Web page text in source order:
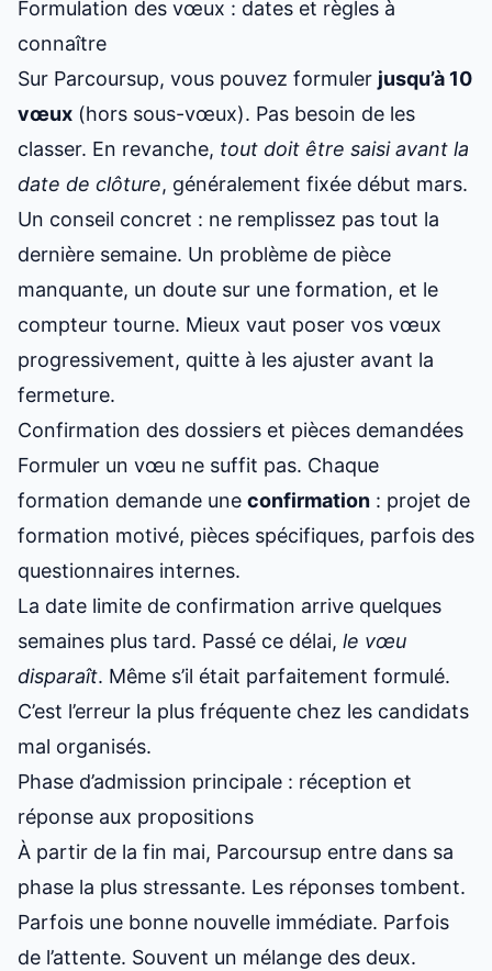
Formulation des vœux : dates et règles à
connaître
Sur Parcoursup, vous pouvez formuler jusqu’à 10
vœux (hors sous-vœux). Pas besoin de les
classer. En revanche, tout doit être saisi avant la
date de clôture, généralement fixée début mars.
Un conseil concret : ne remplissez pas tout la
dernière semaine. Un problème de pièce
manquante, un doute sur une formation, et le
compteur tourne. Mieux vaut poser vos vœux
progressivement, quitte à les ajuster avant la
fermeture.
Confirmation des dossiers et pièces demandées
Formuler un vœu ne suffit pas. Chaque
formation demande une confirmation : projet de
formation motivé, pièces spécifiques, parfois des
questionnaires internes.
La date limite de confirmation arrive quelques
semaines plus tard. Passé ce délai, le vœu
disparaît. Même s’il était parfaitement formulé.
C’est l’erreur la plus fréquente chez les candidats
mal organisés.
Phase d’admission principale : réception et
réponse aux propositions
À partir de la fin mai, Parcoursup entre dans sa
phase la plus stressante. Les réponses tombent.
Parfois une bonne nouvelle immédiate. Parfois
de l’attente. Souvent un mélange des deux.